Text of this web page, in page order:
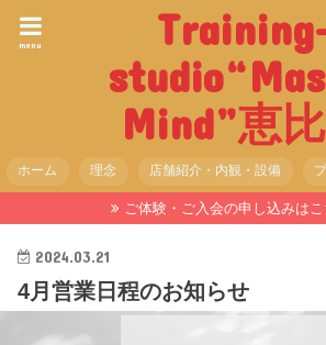
Mind”恵
menu
ホーム 理念 店舗紹介・内観・設備
ご体験・ご入会の申し込みは
2024.03.21
4月営業日程のお知らせ